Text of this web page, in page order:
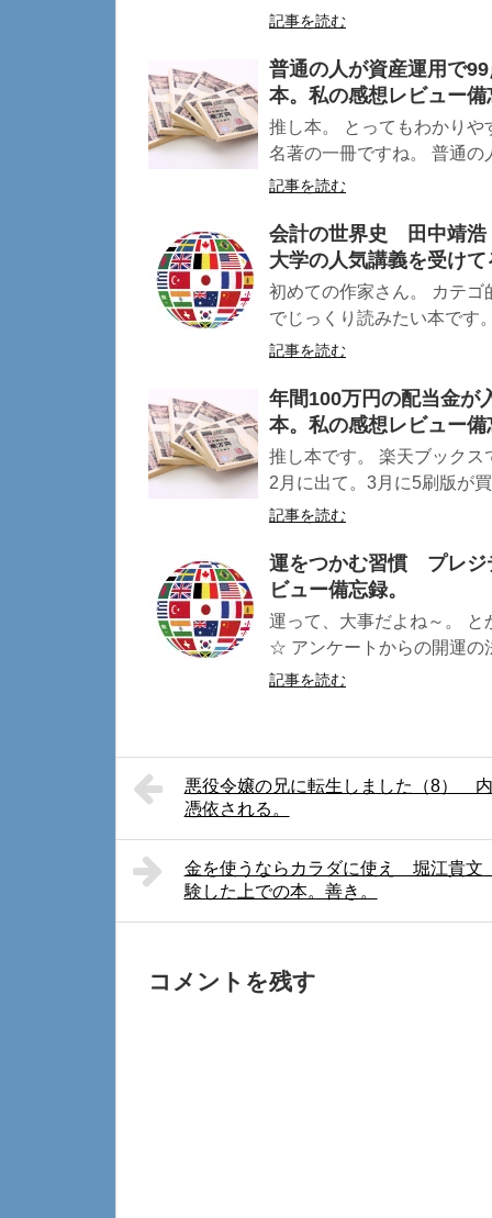
記事を読む
普通の人が資産運用で
本。私の感想レビュー
推し本。 とってもわかり
名著の一冊ですね。 普通の
記事を読む
会計の世界史 田中靖浩
大学の人気講義を受け
初めての作家さん。 カテ
でじっくり読みたい本です
記事を読む
年間100万円の配当金
本。私の感想レビュー
推し本です。 楽天ブック
2月に出て。3月に5刷版が
記事を読む
運をつかむ習慣 プレジ
ビュー備忘録。
運って、大事だよね～。
☆ アンケートからの開運の
記事を読む
悪役令嬢の兄に転生しました（8）
憑依される。
金を使うならカラダに使え 堀江貴文
験した上での本。善き。
コメントを残す